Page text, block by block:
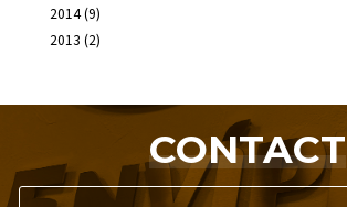
2014(9)
2013 (2)
CONTACT